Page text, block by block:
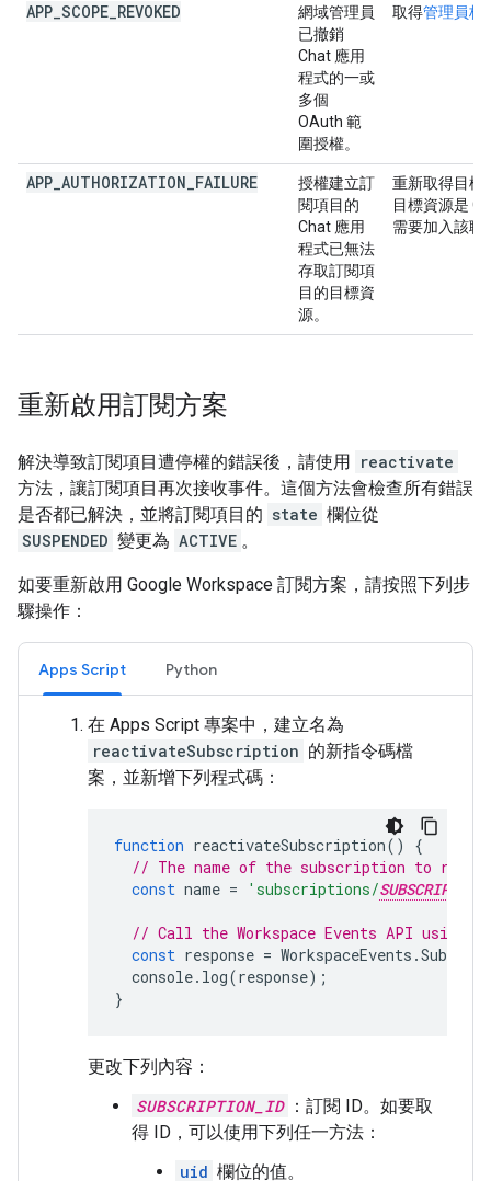
APP_SCOPE_REVOKED
網域管理員
已撤銷
Chat 應用
程式的一或
多個
OAuth 範
圍授權。
取得管理員核
APP_AUTHORIZATION_FAILURE
授權建立訂
閱項目的
Chat 應用
程式已無法
存取訂閱項
目的目標資
源。
重新取得目標
目標資源是
需要加入該聊
重新啟用訂閱方案
解決導致訂閱項目遭停權的錯誤後，請使用 reactivate
方法，讓訂閱項目再次接收事件。這個方法會檢查所有錯誤
是否都已解決，並將訂閱項目的 state 欄位從
SUSPENDED 變更為 ACTIVE 。
如要重新啟用 Google Workspace 訂閱方案，請按照下列步
驟操作：
Apps Script Python
在 Apps Script 專案中，建立名為
reactivateSubscription 的新指令碼檔
案，並新增下列程式碼：
function reactivateSubscription()
{
// The name of the subscription to
const name = 'subscriptions/
// Call the Workspace Events API using
const response = WorkspaceEvents .
console. log(response);
}
更改下列內容：
SUBSCRIPTION_ID ：訂閱 ID。如要取
得 ID，可以使用下列任一方法：
uid 欄位的值。